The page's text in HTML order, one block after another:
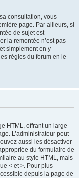
consultation, vous
page. Par ailleurs, si
de sujet est
la remontée n’est pas
simplement en y
règles du forum en le
HTML, offrant un large
L’administrateur peut
aussi les désactiver
du formulaire de
au style HTML, mais
< et >. Pour plus
depuis la page de